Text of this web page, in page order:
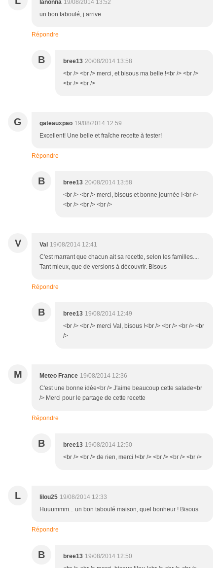
lanonna 19/08/2014 13:52
un bon taboulé, j arrive
Répondre
B bree13 20/08/2014 13:58
<br /> <br /> merci, et bisous ma belle !<br /> <br />
<br /> <br />
G gateauxpao 19/08/2014 12:59
Excellent! Une belle et fraîche recette à tester!
Répondre
B bree13 20/08/2014 13:58
<br /> <br /> merci, bisous et bonne journée !<br />
<br /> <br /> <br />
V Val 19/08/2014 12:41
C'est marrant que chacun ait sa recette, selon les familles....
Tant mieux, que de versions à découvrir. Bisous
Répondre
B bree13 19/08/2014 12:49
<br /> <br /> merci Val, bisous !<br /> <br /> <br /> <br
/>
M Meteo France 19/08/2014 12:36
C'est une bonne idée<br /> J'aime beaucoup cette salade<br
/> Merci pour le partage de cette recette
Répondre
B bree13 19/08/2014 12:50
<br /> <br /> de rien, merci !<br /> <br /> <br /> <br />
L lilou25 19/08/2014 12:33
Huuummm... un bon taboulé maison, quel bonheur ! Bisous
Répondre
B bree13 19/08/2014 12:50